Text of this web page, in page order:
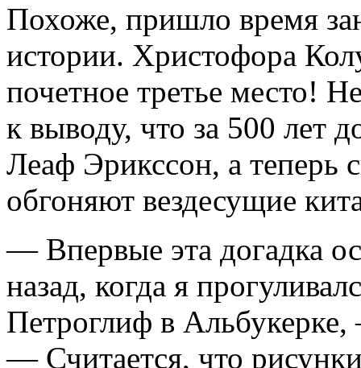
Похоже, пришло время
истории. Христофора
почетное третье место!
к выводу, что за 500 лет
Леаф Эрикссон, а теперь
обгоняют вездесущие
— Впервые эта догадка
назад, когда я
Петроглиф в
— Считается, что